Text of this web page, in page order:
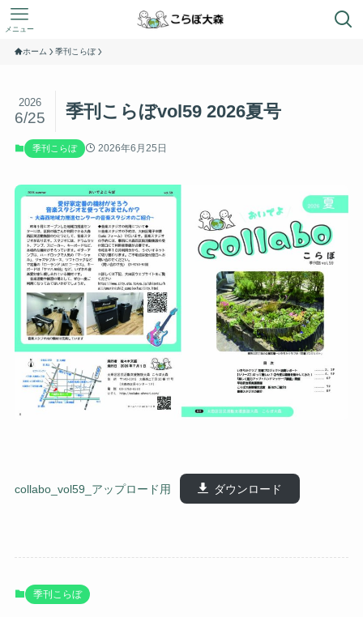
メニュー
ホーム 季刊こらぼ
季刊こらぼvol59 2026夏号
2026
6/25
季刊こらぼ 2026年6月25日
collabo_vol59_アップロード用 ダウンロード
季刊こらぼ